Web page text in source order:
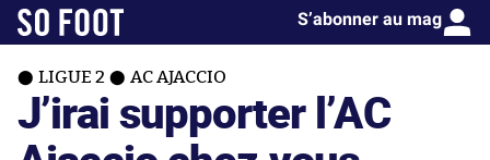
S’abonner au mag
LIGUE 2 AC AJACCIO
J’irai supporter l’AC